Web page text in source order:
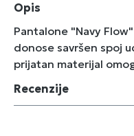
Opis
Pantalone "Navy
donose savršen spoj
prijatan materijal
Recenzije